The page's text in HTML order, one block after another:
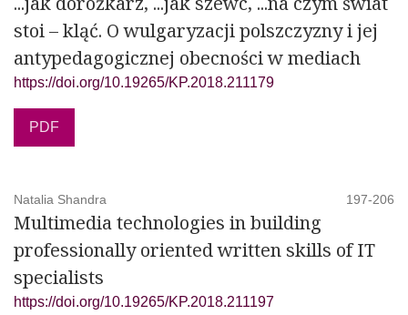
stoi – kląć. O wulgaryzacji polszczyzny i jej
antypedagogicznej obecności w mediach
https://doi.org/10.19265/KP.2018.211179
PDF
Natalia Shandra 197-206
Multimedia technologies in building
professionally oriented written skills of IT
specialists
https://doi.org/10.19265/KP.2018.211197